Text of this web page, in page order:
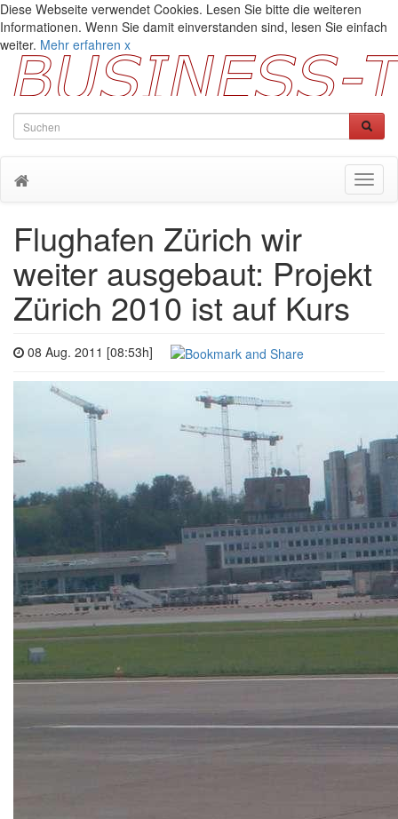
Diese Webseite verwendet Cookies. Lesen Sie bitte die weiteren
Informationen. Wenn Sie damit einverstanden sind, lesen Sie einfach
weiter. Mehr erfahren x
Flughafen Zürich wir
weiter ausgebaut: Projekt
Zürich 2010 ist auf Kurs
08 Aug. 2011 [08:53h]